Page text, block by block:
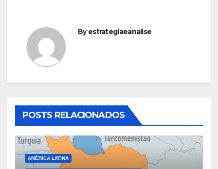
Byestrategiaeanalise
POSTS RELACIONADOS
AMÉRICA LATINA